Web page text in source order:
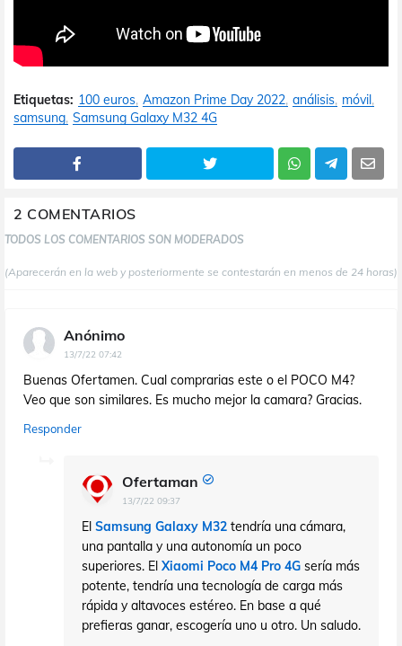
Etiquetas: 100 euros Amazon Prime Day 2022 análisis móvil
samsung Samsung Galaxy M32 4G
2 COMENTARIOS
TODOS LOS COMENTARIOS SON MODERADOS
(Aparecerán en la web y posteriormente se contestarán en menos de 24 horas)
Anónimo
13/7/22 07:42
Buenas Ofertamen. Cual comprarias este o el POCO M4?
Veo que son similares. Es mucho mejor la camara? Gracias.
Responder
Ofertaman
13/7/22 09:37
El Samsung Galaxy M32 tendría una cámara,
una pantalla y una autonomía un poco
superiores. El Xiaomi Poco M4 Pro 4G sería más
potente, tendría una tecnología de carga más
rápida y altavoces estéreo. En base a qué
prefieras ganar, escogería uno u otro. Un saludo.